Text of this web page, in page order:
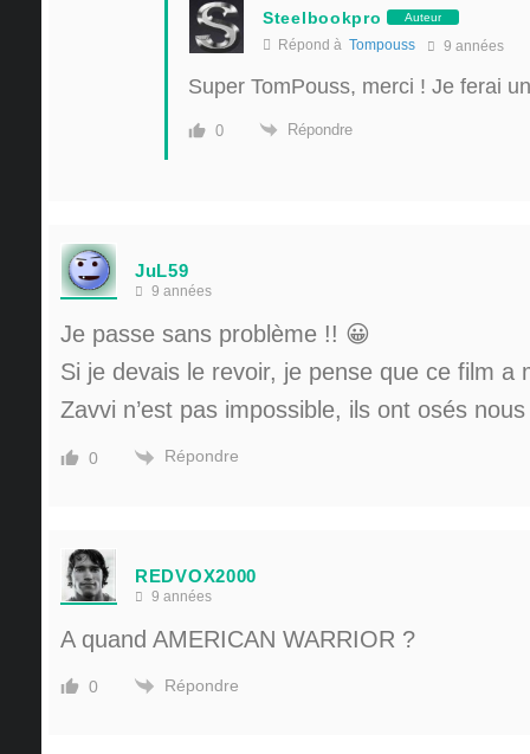
Steelbookpro Auteur
Répond à Tompouss 9 années
Super TomPouss, merci ! Je ferai
0 Répondre
JuL59
9 années
Je passe sans problème !! 😀
Si je devais le revoir, je pense que ce film a
Zavvi n’est pas impossible, ils ont osés
0 Répondre
REDVOX2000
9 années
A quand AMERICAN WARRIOR ?
0 Répondre